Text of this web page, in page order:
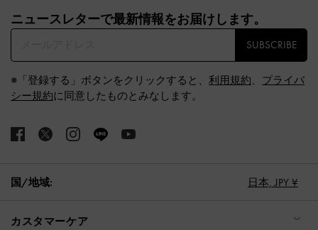
ニュースレターで最新情報をお届けします。​
SUBSCRIBE
※「登録する」ボタンをクリックすると、 利用規約、 プライバ
シー規約に同意したものとみなします。
国/地域: 日本, JPY ¥
カスタマーケア